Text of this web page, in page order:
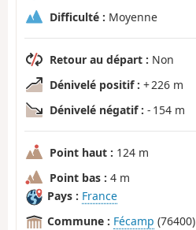
Difficulté : Moyenne
Retour au départ : Non
Dénivelé positif : + 226 m
Dénivelé négatif : - 154 m
Point haut : 124 m
Point bas : 4 m
Pays : France
Commune : Fécamp (76400)